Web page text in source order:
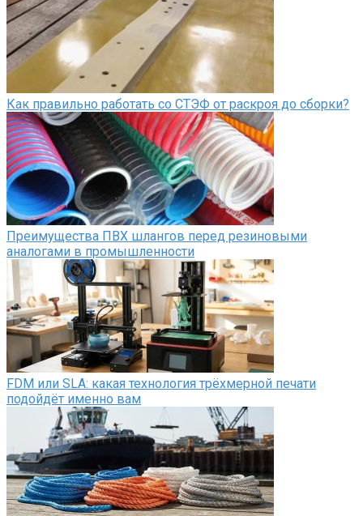
Как правильно работать со СТЭФ от раскроя до сборки?
Преимущества ПВХ шлангов перед резиновыми
аналогами в промышленности
FDM или SLA: какая технология трёхмерной печати
подойдёт именно вам